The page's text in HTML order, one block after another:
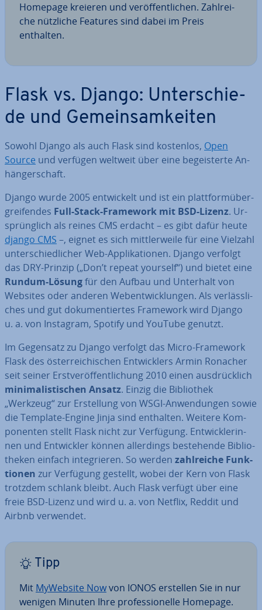
Homepage kreieren und ver­öf­fent­li­chen. Zahl­rei­
che nützliche Features sind dabei im Preis
enthalten.
Flask vs. Django: Un­ter­schie­
de und Ge­mein­sam­kei­ten
Sowohl Django als auch Flask sind kostenlos, Open
Source und verfügen weltweit über eine be­geis­ter­te An­
hän­ger­schaft.
Django wurde 2005 ent­wi­ckelt und ist ein platt­form­über­
grei­fen­des Full-Stack-Framework mit BSD-Lizenz. Ur­
sprüng­lich als reines CMS erdacht – es gibt dafür heute
django CMS –, eignet es sich mitt­ler­wei­le für eine Vielzahl
un­ter­schied­li­cher Web-Ap­pli­ka­tio­nen. Django verfolgt
das DRY-Prinzip („Don’t repeat yourself“) und bietet eine
Rundum-Lösungfür den Aufbau und Unterhalt von
Websites oder anderen Web­ent­wick­lun­gen. Als ver­läss­li­
ches und gut do­ku­men­tier­tes Framework wird Django
u. a. von Instagram, Spotify und YouTube genutzt.
Im Gegensatz zu Django verfolgt das Micro-Framework
Flask des ös­ter­rei­chi­schen Ent­wick­lers Armin Ronacher
seit seiner Erst­ver­öf­fent­li­chung 2010 einen aus­drück­lich
mi­ni­ma­lis­ti­schen Ansatz. Einzig die Bi­blio­thek
„Werkzeug“ zur Er­stel­lung von WSGI-An­wen­dun­gen sowie
die Template-Engine Jinja sind enthalten. Weitere Kom­
po­nen­ten stellt Flask nicht zur Verfügung. Ent­wick­le­rin­
nen und Ent­wick­ler können al­ler­dings be­stehen­de Bi­blio­
the­ken einfach in­te­grie­ren. So werden zahl­rei­che Funk­
tio­nen zur Verfügung gestellt, wobei der Kern von Flask
trotzdem schlank bleibt. Auch Flask verfügt über eine
freie BSD-Lizenz und wird u. a. von Netflix, Reddit und
Airbnb verwendet.
Tipp
Mit MyWebsite Nowvon IONOS erstellen Sie in nur
wenigen Minuten Ihre pro­fes­sio­nel­le Homepage.